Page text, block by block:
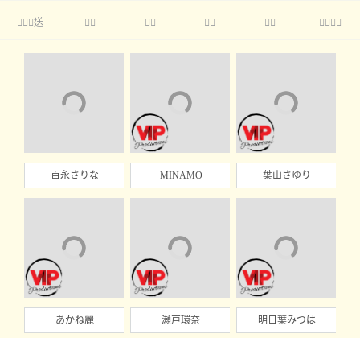
送     
百永さりな MINAMO 葉山さゆり
あかね麗 瀬戸環奈 明日葉みつは